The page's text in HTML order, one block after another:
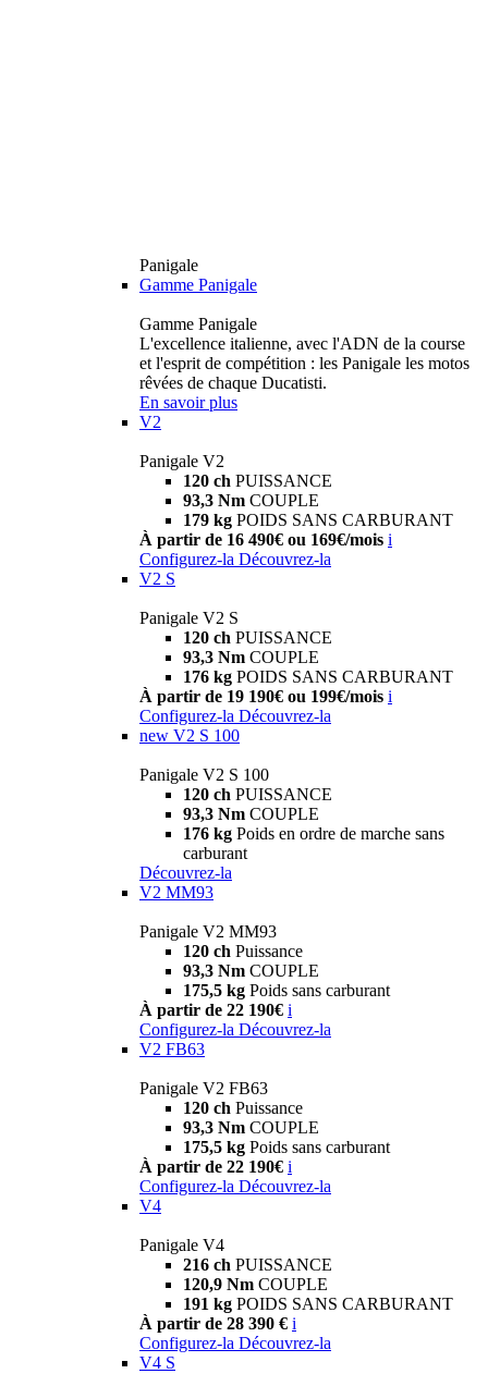
Panigale
Gamme Panigale
Gamme Panigale
L'excellence italienne, avec l'ADN de la course
et l'esprit de compétition : les Panigale les motos
rêvées de chaque Ducatisti.
En savoir plus
V2
Panigale V2
120 ch PUISSANCE
93,3 Nm COUPLE
179 kg POIDS SANS CARBURANT
À partir de 16 490€ ou 169€/mois i
Configurez-la Découvrez-la
V2 S
Panigale V2 S
120 ch PUISSANCE
93,3 Nm COUPLE
176 kg POIDS SANS CARBURANT
À partir de 19 190€ ou 199€/mois i
Configurez-la Découvrez-la
new V2 S 100
Panigale V2 S 100
120 ch PUISSANCE
93,3 Nm COUPLE
176 kg Poids en ordre de marche sans
carburant
Découvrez-la
V2 MM93
Panigale V2 MM93
120 ch Puissance
93,3 Nm COUPLE
175,5 kg Poids sans carburant
À partir de 22 190€ i
Configurez-la Découvrez-la
V2 FB63
Panigale V2 FB63
120 ch Puissance
93,3 Nm COUPLE
175,5 kg Poids sans carburant
À partir de 22 190€ i
Configurez-la Découvrez-la
V4
Panigale V4
216 ch PUISSANCE
120,9 Nm COUPLE
191 kg POIDS SANS CARBURANT
À partir de 28 390 € i
Configurez-la Découvrez-la
V4 S